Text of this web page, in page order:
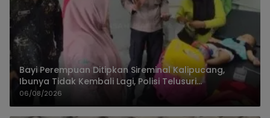
Bayi Perempuan Ditipkan Sireminal Kalipucang,
Ibunya Tidak Kembali Lagi, Polisi Telusuri
Keberadaan Orang Tua
06/08/2026